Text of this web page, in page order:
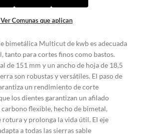
Ver Comunas que aplican
bimetálica Multicut de kwb es adecuada
tanto para cortes finos como bastos.
de 151 mm y un ancho de hoja de 18,5
son robustas y versátiles. El paso de
un rendimiento de corte
los dientes garantizan un afilado
flexible, hecho de bimetal,
rotura y prolonga la vida útil. El eje
a todas las sierras sable